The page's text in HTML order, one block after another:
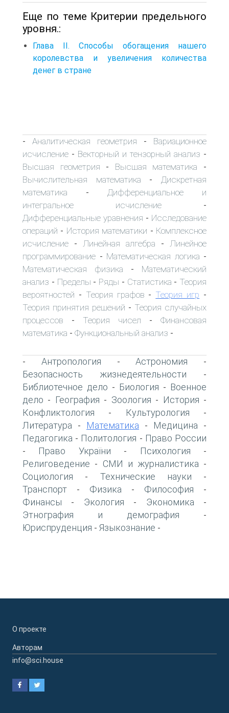
Еще по теме Критерии предельного
уровня.:
Глава II. Способы обогащения нашего
королевства и увеличения количества
денег в стране
- Аналитическая геометрия - Вариационное
исчисление - Векторный и тензорный анализ -
Высшая геометрия - Высшая математика -
Вычислительная математика - Дискретная
математика - Дифференциальное и
интегральное исчисление -
Дифференциальные уравнения - Исследование
операций - История математики - Комплексное
исчисление - Линейная алгебра -
Линейное
программирование - Математическая логика -
Математическая физика - Математический
анализ - Пределы - Ряды - Статистика - Теория
вероятностей - Теория графов - Теория игр -
Теория принятия решений - Теория случайных
процессов - Теория чисел - Финансовая
математика - Функциональный анализ -
- Антропология -Астрономия -
Безопасность жизнедеятельности -
Библиотечное дело - Биология - Военное
дело - География - Зоология - История -
Конфликтология - Культурология -
Литература - Математика - Медицина -
Педагогика - Политология - Право России
- Право України - Психология -
Религоведение - СМИ и журналистика -
Социология - Технические науки -
Транспорт - Физика - Философия -
Финансы - Экология - Экономика -
Этнография и демография -
Юриспруденция - Языкознание -
О проекте
Авторам
info@sci.house